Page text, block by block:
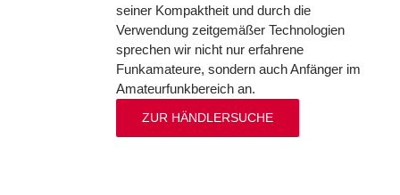
seiner Kompaktheit und durch die
Verwendung zeitgemäßer Technologien
sprechen wir nicht nur erfahrene
Funkamateure, sondern auch Anfänger im
Amateurfunkbereich an.
ZUR HÄNDLERSUCHE